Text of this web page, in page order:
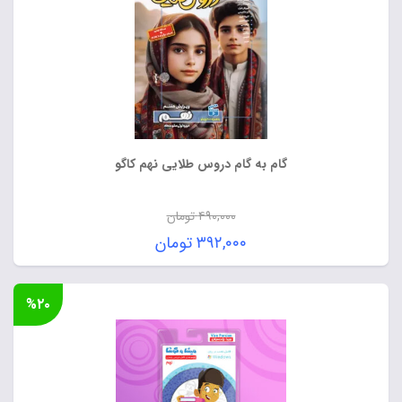
گام به گام دروس طلایی نهم کاگو
۴۹۰,۰۰۰تومان
قیمت
اصلی:
۴۹۰,۰۰۰ تومان
۳۹۲,۰۰۰تومان
قیمت
فعلی:
۳۹۲,۰۰۰ تومان.
%۲۰